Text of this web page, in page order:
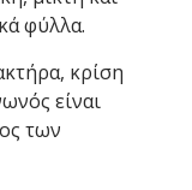
φύλλα.
κρίση
είναι
των